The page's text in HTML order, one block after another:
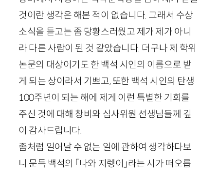
것이란 생각은 해본 적이 없습니다. 그래서 수상
소식을 듣고는 좀 당황스러웠고 제가 제가 아니
라 다른 사람이 된 것 같았습니다. 더구나 제 학위
논문의 대상이기도 한 백석 시인의 이름으로 받
게 되는 상이라서 기쁘고, 또한 백석 시인의 탄생
100주년이 되는 해에 제게 이런 특별한 기회를
주신 것에 대해 창비와 심사위원 선생님들께 깊
이 감사드립니다.
좀처럼 일어날 수 없는 일에 관하여 생각하다보
니 문득 백석의 「나와 지렝이」라는 시가 떠오릅